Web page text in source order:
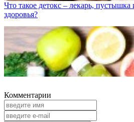
Что такое детокс – лекарь,
здоровья?
Комментарии